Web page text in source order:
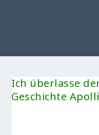
Ich überlasse
Geschichte